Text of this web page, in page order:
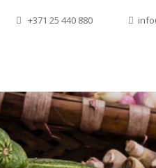
+371 25 440 880